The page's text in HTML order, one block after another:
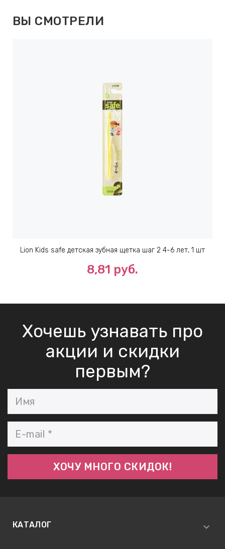
ВЫ СМОТРЕЛИ
Lion Kids safe детская зубная щетка шаг 2 4-6 лет, 1 шт
8,81 руб.
Хочешь узнавать про
акции и скидки
первым?
КАТАЛОГ